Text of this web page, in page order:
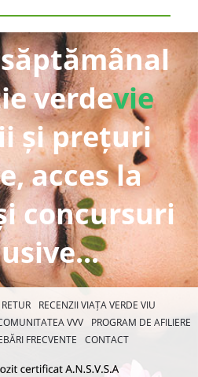
verdevie
și prețuri
acces la
concursuri
RECENZII VIAȚA VERDE VIU
VVV
PROGRAM DE AFILIERE
FRECVENTE CONTACT